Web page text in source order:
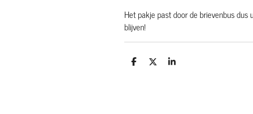
Het pakje past door de brievenbus
blijven!
D D S